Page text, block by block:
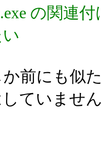
の関連
前にも似
していませ